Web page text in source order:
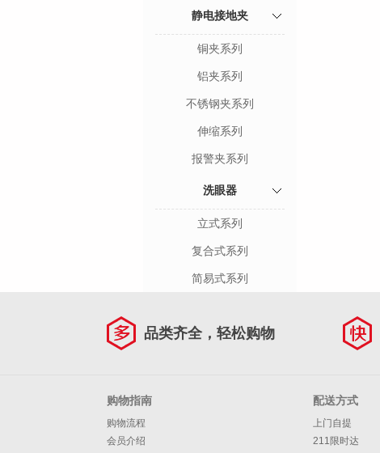
静电接地夹
铜夹系列
铝夹系列
不锈钢夹系列
伸缩系列
报警夹系列
洗眼器
立式系列
复合式系列
简易式系列
品类齐全，轻松购物
购物指南
购物流程
会员介绍
配送方式
上门自提
211限时达